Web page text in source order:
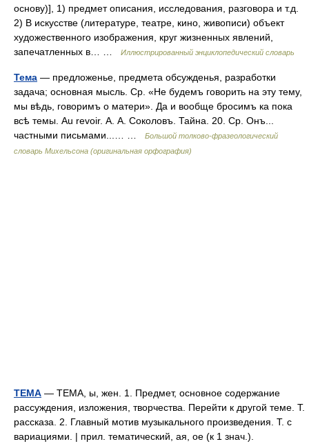
основу)], 1) предмет описания, исследования, разговора и т.д.
2) В искусстве (литературе, театре, кино, живописи) объект
художественного изображения, круг жизненных явлений,
запечатленных в… …
Иллюстрированный энциклопедический словарь
Тема — предложенье, предмета обсужденья, разработки
задача; основная мысль. Ср. «Не будемъ говорить на эту тему,
мы вѣдь, говоримъ о матери». Да и вообще бросимъ ка пока
всѣ темы. Au revoir. А. А. Соколовъ. Тайна. 20. Ср. Онъ...
частными письмами...… …
Большой толково-фразеологический
словарь Михельсона (оригинальная орфография)
ТЕМА — ТЕМА, ы, жен. 1. Предмет, основное содержание
рассуждения, изложения, творчества. Перейти к другой теме. Т.
рассказа. 2. Главный мотив музыкального произведения. Т. с
вариациями. | прил. тематический, ая, ое (к 1 знач.).